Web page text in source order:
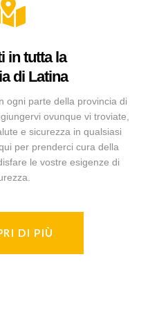
in tutta la
di Latina
ogni parte della provincia di
ovunque vi troviate,
e sicurezza in qualsiasi
per prenderci cura della
le vostre esigenze di
DI PIÙ